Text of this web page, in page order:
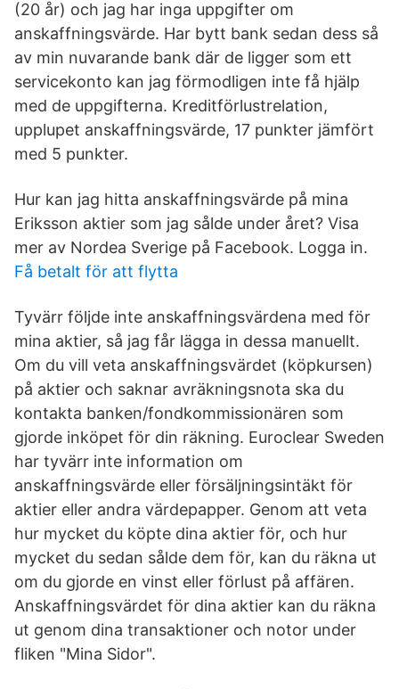
(20 år) och jag har inga uppgifter om
anskaffningsvärde. Har bytt bank sedan dess så
av min nuvarande bank där de ligger som ett
servicekonto kan jag förmodligen inte få hjälp
med de uppgifterna. Kreditförlustrelation,
upplupet anskaffningsvärde, 17 punkter jämfört
med 5 punkter.
Hur kan jag hitta anskaffningsvärde på mina
Eriksson aktier som jag sålde under året? Visa
mer av Nordea Sverige på Facebook. Logga in.
Få betalt för att flytta
Tyvärr följde inte anskaffningsvärdena med för
mina aktier, så jag får lägga in dessa manuellt.
Om du vill veta anskaffningsvärdet (köpkursen)
på aktier och saknar avräkningsnota ska du
kontakta banken/fondkommissionären som
gjorde inköpet för din räkning. Euroclear Sweden
har tyvärr inte information om
anskaffningsvärde eller försäljningsintäkt för
aktier eller andra värdepapper. Genom att veta
hur mycket du köpte dina aktier för, och hur
mycket du sedan sålde dem för, kan du räkna ut
om du gjorde en vinst eller förlust på affären.
Anskaffningsvärdet för dina aktier kan du räkna
ut genom dina transaktioner och notor under
fliken "Mina Sidor".